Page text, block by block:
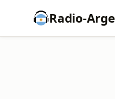
Radio-